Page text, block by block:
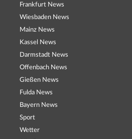
Frankfurt News
Wiesbaden News
Mainz News
Kassel News
Darmstadt News
Offenbach News
Gießen News
Fulda News
Bayern News
Sport
Wetter